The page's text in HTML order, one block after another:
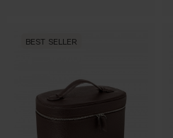
BEST SELLER